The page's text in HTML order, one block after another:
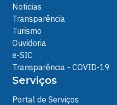
Noticias
Transparência
Turismo
Ouvidoria
e-SIC
Transparência - COVID-19
Serviços
Portal de Serviços